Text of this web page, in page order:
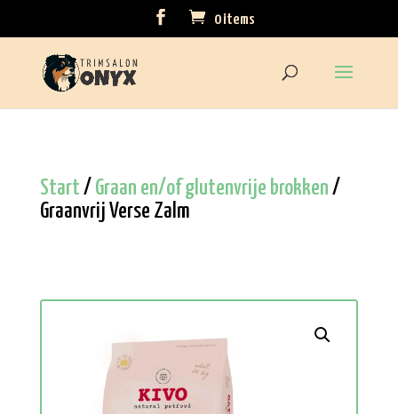
0 items
Start / Graan en/of glutenvrije brokken /
Graanvrij Verse Zalm